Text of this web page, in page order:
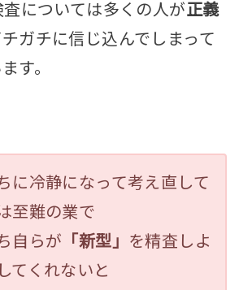
については多くの人が正義
チガチに信じ込んでしまって
す。
に冷静になって考え直して
至難の業で
自らが 「新型」 を精査しよ
てくれないと